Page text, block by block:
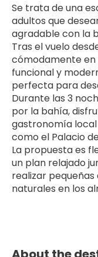
Se trata de una
adultos que
agradable con la
Tras el vuelo
cómodamente en
funcional y
perfecta para
Durante las 3
por la bahía,
gastronomía
como el Palacio
La propuesta es
un plan relajado
realizar
naturales en los